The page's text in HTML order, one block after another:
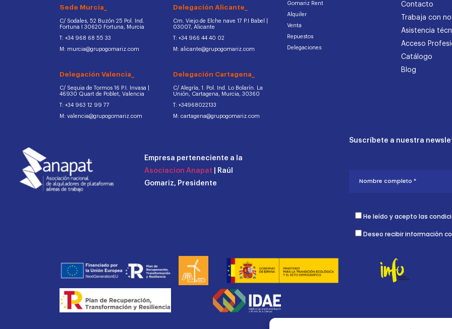
Sede Murcia_
C/ Sodales, 52 Buzón 25 Pol. Ind.
Fortuna I 30620 Fortuna, Murcia
T: +34 968 68 55 33
M: murcia@grupogomariz.com
Delegación Valencia_
C/ Sequia de Tormos 16 P.I. Invasa |
46930 Quart de Poblet, Valencia
T: +34 963 12 99 77
M: valencia@grupogomariz.com
Delegación Alicante_
Cm. Viejo de Elche nave 17 P.I Babel |
03007, Alicante
T: +34 966 44 40 02
M: alicante@grupogomariz.com
Delegación Cartagena_
C/ Alegría, 1. Pol. Ind. Lo Bolarín. La
Unión, Cartagena, Murcia, 30360
T: +34968022133
M: cartagena@grupogomariz.com
Gomariz Rent
Alquiler
Venta
Repuestos
Delegaciones
Contacto
Trabaja con
Asistencia
Acceso
Catálogo
Blog
Empresa perteneciente a la
Asociacion Anapat | Raúl
Gomariz, Presidente
Suscríbete a nuestra
He leído y acepto las
Deseo recibir información